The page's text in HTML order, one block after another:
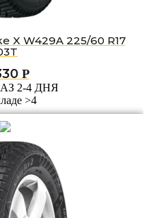
X W429A 225/60 R17
Р
2-4 ДНЯ
>4